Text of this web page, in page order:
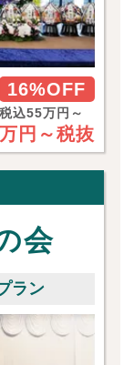
16%OFF
税込55万円～
万円～税抜
会
ラン